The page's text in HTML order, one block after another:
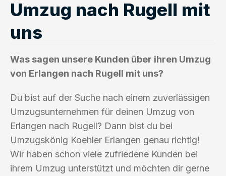
Umzug nach Rugell mit
uns
Was sagen unsere Kunden über ihren Umzug
von Erlangen nach Rugell mit uns?
Du bist auf der Suche nach einem zuverlässigen
Umzugsunternehmen für deinen Umzug von
Erlangen nach Rugell? Dann bist du bei
Umzugskönig Koehler Erlangen genau richtig!
Wir haben schon viele zufriedene Kunden bei
ihrem Umzug unterstützt und möchten dir gerne